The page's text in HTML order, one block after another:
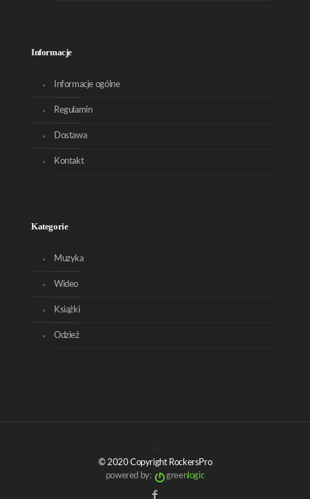
Informacje
Informacje ogólne
Regulamin
Dostawa
Kontakt
Kategorie
Muzyka
Wideo
Książki
Odzież
© 2020 Copyright RockersPro
powered by:
greenlogic